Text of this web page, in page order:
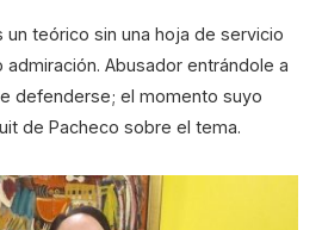
un teórico sin una hoja de servicio
Abusador entrándole a
defenderse; el momento suyo
de Pacheco sobre el tema.